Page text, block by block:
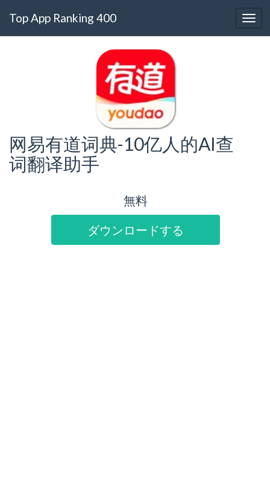
Top App Ranking 400
网易有道词典-10亿人的AI查
词翻译助手
無料
ダウンロードする